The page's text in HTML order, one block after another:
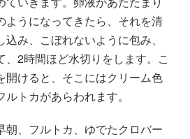
ようになってきたら、それを清
み、こぼれないように包み、
、2時間ほど水切りをします。こ
開けると、そこにはクリーム色
トカがあらわれます。
、フルトカ、ゆでたクロバー